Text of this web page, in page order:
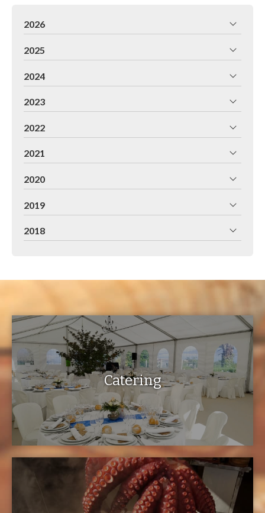
2026
2025
2024
2023
2022
2021
2020
2019
2018
Catering